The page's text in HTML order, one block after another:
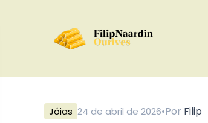
Jóias 24 de abril de 2026•Por Filip